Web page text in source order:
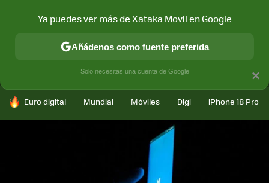
MÓVIL Y SOCIEDAD APLICACIONES
HOY SE HABLA DE
Euro digital Mundial Móviles Digi iPhone 18 Pro
×
Ya puedes ver más de Xataka Movil en Google
Añádenos como fuente preferida
Solo necesitas una cuenta de Google